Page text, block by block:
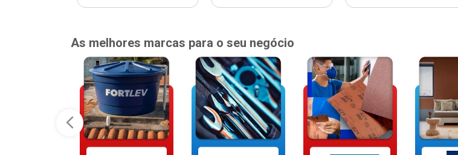
As melhores marcas para o seu negócio